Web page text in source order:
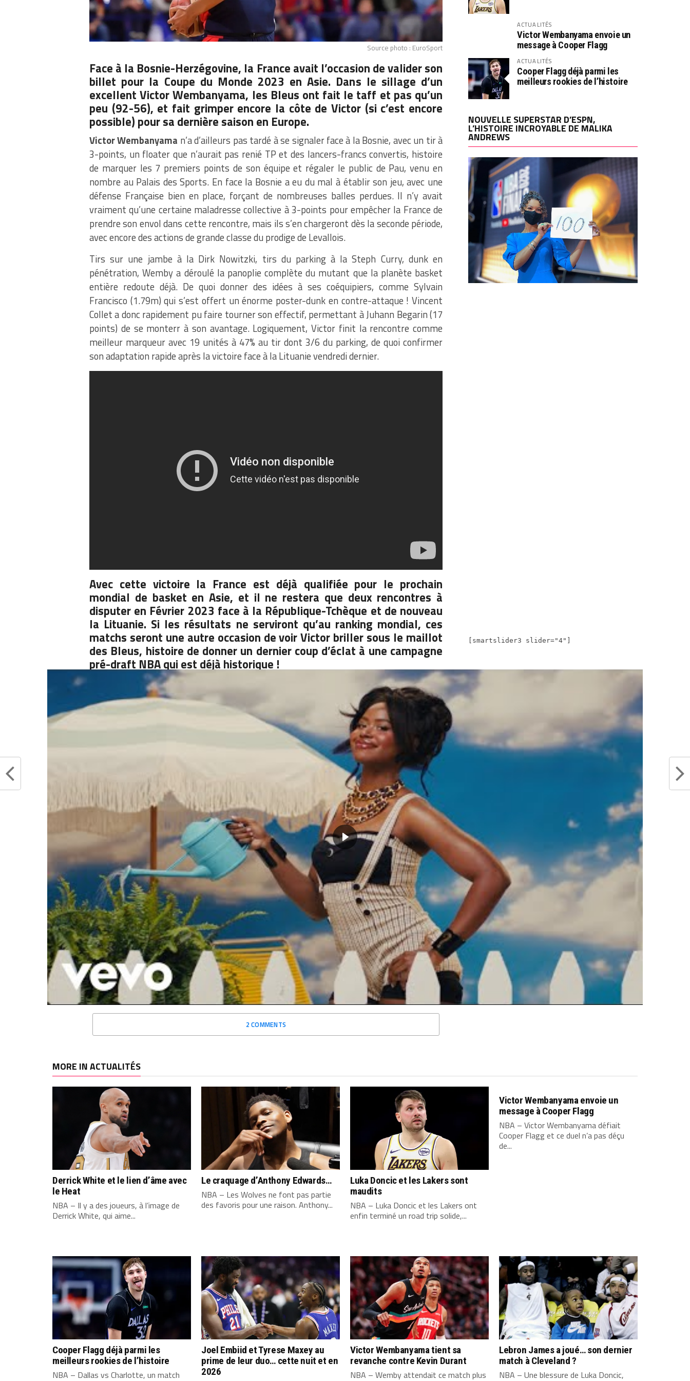
Source photo : EuroSport
Face à la Bosnie-Herzégovine, la France avait l’occasion de valider son
billet pour la Coupe du Monde 2023 en Asie. Dans le sillage d’un
excellent Victor Wembanyama, les Bleus ont fait le taff et pas qu’un
peu (92-56), et fait grimper encore la côte de Victor (si c’est encore
possible) pour sa dernière saison en Europe.
Victor Wembanyama n’a d’ailleurs pas tardé à se signaler face à la Bosnie, avec un tir à
3-points, un floater que n’aurait pas renié TP et des lancers-francs convertis, histoire
de marquer les 7 premiers points de son équipe et régaler le public de Pau, venu en
nombre au Palais des Sports. En face la Bosnie a eu du mal à établir son jeu, avec une
défense Française bien en place, forçant de nombreuses balles perdues. Il n’y avait
vraiment qu’une certaine maladresse collective à 3-points pour empêcher la France de
prendre son envol dans cette rencontre, mais ils s’en chargeront dès la seconde période,
avec encore des actions de grande classe du prodige de Levallois.
Tirs sur une jambe à la Dirk Nowitzki, tirs du parking à la Steph Curry, dunk en
pénétration, Wemby a déroulé la panoplie complète du mutant que la planète basket
entière redoute déjà. De quoi donner des idées à ses coéquipiers, comme Sylvain
Francisco (1.79m) qui s’est offert un énorme poster-dunk en contre-attaque ! Vincent
Collet a donc rapidement pu faire tourner son effectif, permettant à Juhann Begarin (17
points) de se monterr à son avantage. Logiquement, Victor finit la rencontre comme
meilleur marqueur avec 19 unités à 47% au tir dont 3/6 du parking, de quoi confirmer
son adaptation rapide après la victoire face à la Lituanie vendredi dernier.
Avec cette victoire la France est déjà qualifiée pour le prochain
mondial de basket en Asie, et il ne restera que deux rencontres à
disputer en Février 2023 face à la République-Tchèque et de nouveau
la Lituanie. Si les résultats ne serviront qu’au ranking mondial, ces
matchs seront une autre occasion de voir Victor briller sous le maillot
des Bleus, histoire de donner un dernier coup d’éclat à une campagne
pré-draft NBAqui est déjà historique !
Jimmy Butler mange tout cru Devin Booker pour la
gagne : l’école de la défense, c’est par ici
Partager :
Articles similaires
L’insolence de Victor Wembanyama
: le shoot à 3 points sans regarder
à la Stephen Curry et tout ça avec
l’équipe de France…
novembre 15, 2022
Dans "Actualités"
La décla du jour : l’incroyable
maturité de Victor Wembanyama
concernant l’équipe de France,
l’ailier veut vraiment devenir un
GOAT
novembre 9, 2022
Dans "Actualités"
Victor Wembanyama : « Je
m’inquiète pour les adversaires
dans quelques années »
août 13, 2024
Dans "Actualités"
RELATED TOPICS NICOLAS BATUM
2 COMMENTS
ACTUALITÉS
Victor Wembanyama envoie un
message à Cooper Flagg
ACTUALITÉS
Cooper Flagg déjà parmi les
meilleurs rookies de l’histoire
NOUVELLE SUPERSTAR D’ESPN,
L’HISTOIRE INCROYABLE DE MALIKA
ANDREWS
[smartslider3 slider="4"]
MORE IN ACTUALITÉS
Derrick White et le lien d’âme avec
le Heat
NBA – Il y a des joueurs, à l’image de
Derrick White, qui aime...
Le craquage d’Anthony Edwards…
NBA – Les Wolves ne font pas partie
des favoris pour une raison. Anthony...
Luka Doncic et les Lakers sont
maudits
NBA – Luka Doncic et les Lakers ont
enfin terminé un road trip solide,...
Victor Wembanyama envoie un
message à Cooper Flagg
NBA – Victor Wembanyama défiait
Cooper Flagg et ce duel n’a pas déçu
de...
Cooper Flagg déjà parmi les
meilleurs rookies de l’histoire
NBA – Dallas vs Charlotte, un match
Joel Embiid et Tyrese Maxey au
prime de leur duo… cette nuit et en
2026
Victor Wembanyama tient sa
revanche contre Kevin Durant
NBA – Wemby attendait ce match plus
Lebron James a joué… son dernier
match à Cleveland ?
NBA – Une blessure de Luka Doncic,